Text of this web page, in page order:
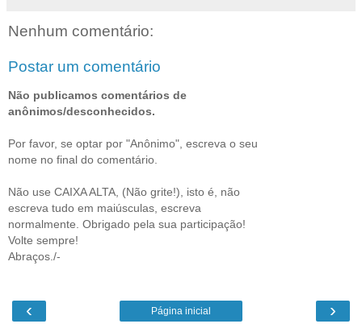
Nenhum comentário:
Postar um comentário
Não publicamos comentários de
anônimos/desconhecidos.
Por favor, se optar por "Anônimo", escreva o seu
nome no final do comentário.
Não use CAIXA ALTA, (Não grite!), isto é, não
escreva tudo em maiúsculas, escreva
normalmente. Obrigado pela sua participação!
Volte sempre!
Abraços./-
‹ ›
Página inicial